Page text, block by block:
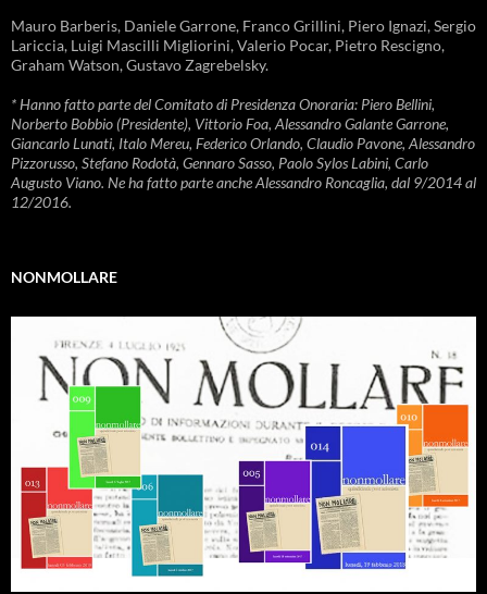
Mauro Barberis, Daniele Garrone, Franco Grillini, Piero Ignazi, Sergio
Lariccia, Luigi Mascilli Migliorini, Valerio Pocar, Pietro Rescigno,
Graham Watson, Gustavo Zagrebelsky.
* Hanno fatto parte del Comitato di Presidenza Onoraria: Piero Bellini,
Norberto Bobbio (Presidente), Vittorio Foa, Alessandro Galante Garrone,
Giancarlo Lunati, Italo Mereu, Federico Orlando, Claudio Pavone, Alessandro
Pizzorusso, Stefano Rodotà, Gennaro Sasso, Paolo Sylos Labini, Carlo
Augusto Viano. Ne ha fatto parte anche Alessandro Roncaglia, dal 9/2014 al
12/2016.
NONMOLLARE